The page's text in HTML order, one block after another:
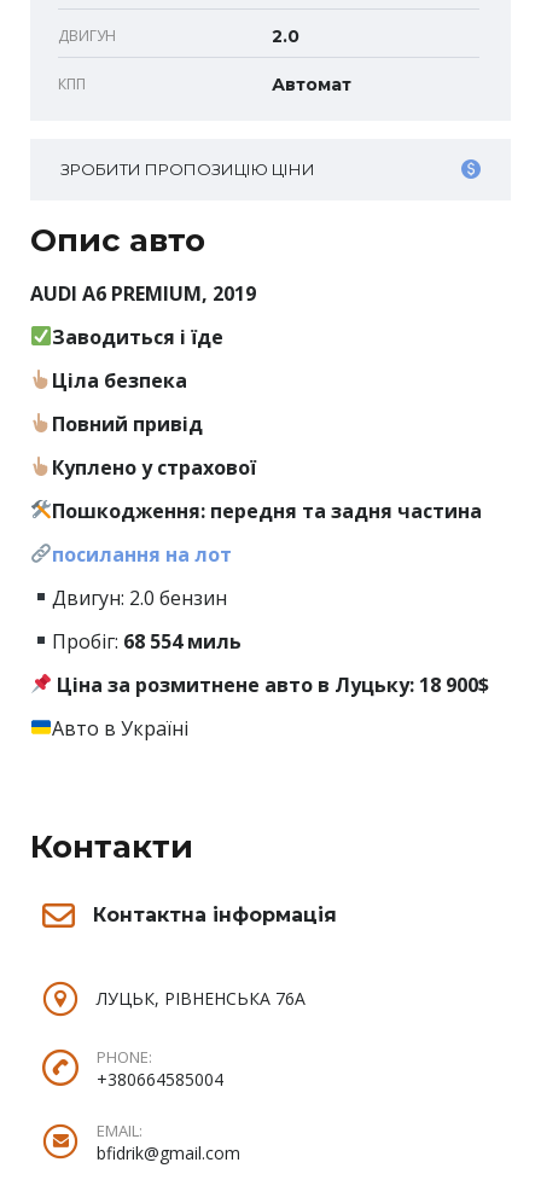
ДВИГУН 2.0
КПП Автомат
ЗРОБИТИ ПРОПОЗИЦІЮ ЦІНИ
Опис авто
AUDI A6 PREMIUM, 2019
Заводиться і їде
Ціла безпека
Повний привід
Куплено у страхової
Пошкодження: передня та задня частина
посилання на лот
Двигун: 2.0 бензин
Пробіг: 68 554 миль
Ціна за розмитнене авто в Луцьку: 18 900$
Авто в Україні
Контакти
Контактна інформація
ЛУЦЬК, РІВНЕНСЬКА 76А
PHONE:
+380664585004
EMAIL:
bfidrik@gmail.com